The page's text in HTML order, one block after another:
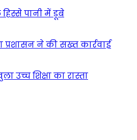
पानी में डूबे
प्रशासन ने की सख्त कार्रवाई
उच्च शिक्षा का रास्ता